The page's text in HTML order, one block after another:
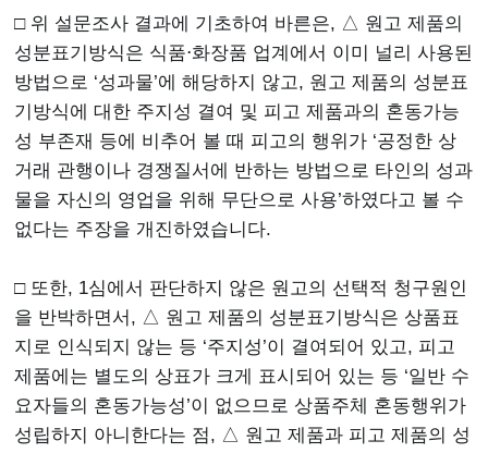
□ 위 설문조사 결과에 기초하여 바른은, △ 원고 제품의
성분표기방식은 식품⋅화장품 업계에서 이미 널리 사용된
방법으로 ‘성과물’에 해당하지 않고, 원고 제품의 성분표
기방식에 대한 주지성 결여 및 피고 제품과의 혼동가능
성 부존재 등에 비추어 볼 때 피고의 행위가 ‘공정한 상
거래 관행이나 경쟁질서에 반하는 방법으로 타인의 성과
물을 자신의 영업을 위해 무단으로 사용’하였다고 볼 수
없다는 주장을 개진하였습니다.
□ 또한, 1심에서 판단하지 않은 원고의 선택적 청구원인
을 반박하면서, △ 원고 제품의 성분표기방식은 상품표
지로 인식되지 않는 등 ‘주지성’이 결여되어 있고, 피고
제품에는 별도의 상표가 크게 표시되어 있는 등 ‘일반 수
요자들의 혼동가능성’이 없으므로 상품주체 혼동행위가
성립하지 아니한다는 점, △ 원고 제품과 피고 제품의 성